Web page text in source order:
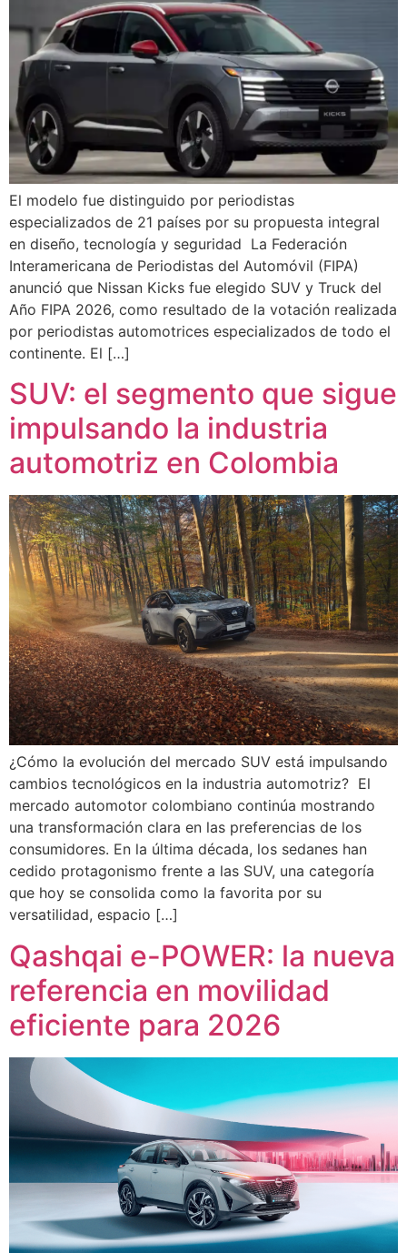
El modelo fue distinguido por periodistas
especializados de 21 países por su propuesta integral
en diseño, tecnología y seguridad La Federación
Interamericana de Periodistas del Automóvil (FIPA)
anunció que Nissan Kicks fue elegido SUV y Truck del
Año FIPA 2026, como resultado de la votación realizada
por periodistas automotrices especializados de todo el
continente. El […]
SUV: el segmento que sigue
impulsando la industria
automotriz en Colombia
¿Cómo la evolución del mercado SUV está impulsando
cambios tecnológicos en la industria automotriz? El
mercado automotor colombiano continúa mostrando
una transformación clara en las preferencias de los
consumidores. En la última década, los sedanes han
cedido protagonismo frente a las SUV, una categoría
que hoy se consolida como la favorita por su
versatilidad, espacio […]
Qashqai e-POWER: la nueva
referencia en movilidad
eficiente para 2026